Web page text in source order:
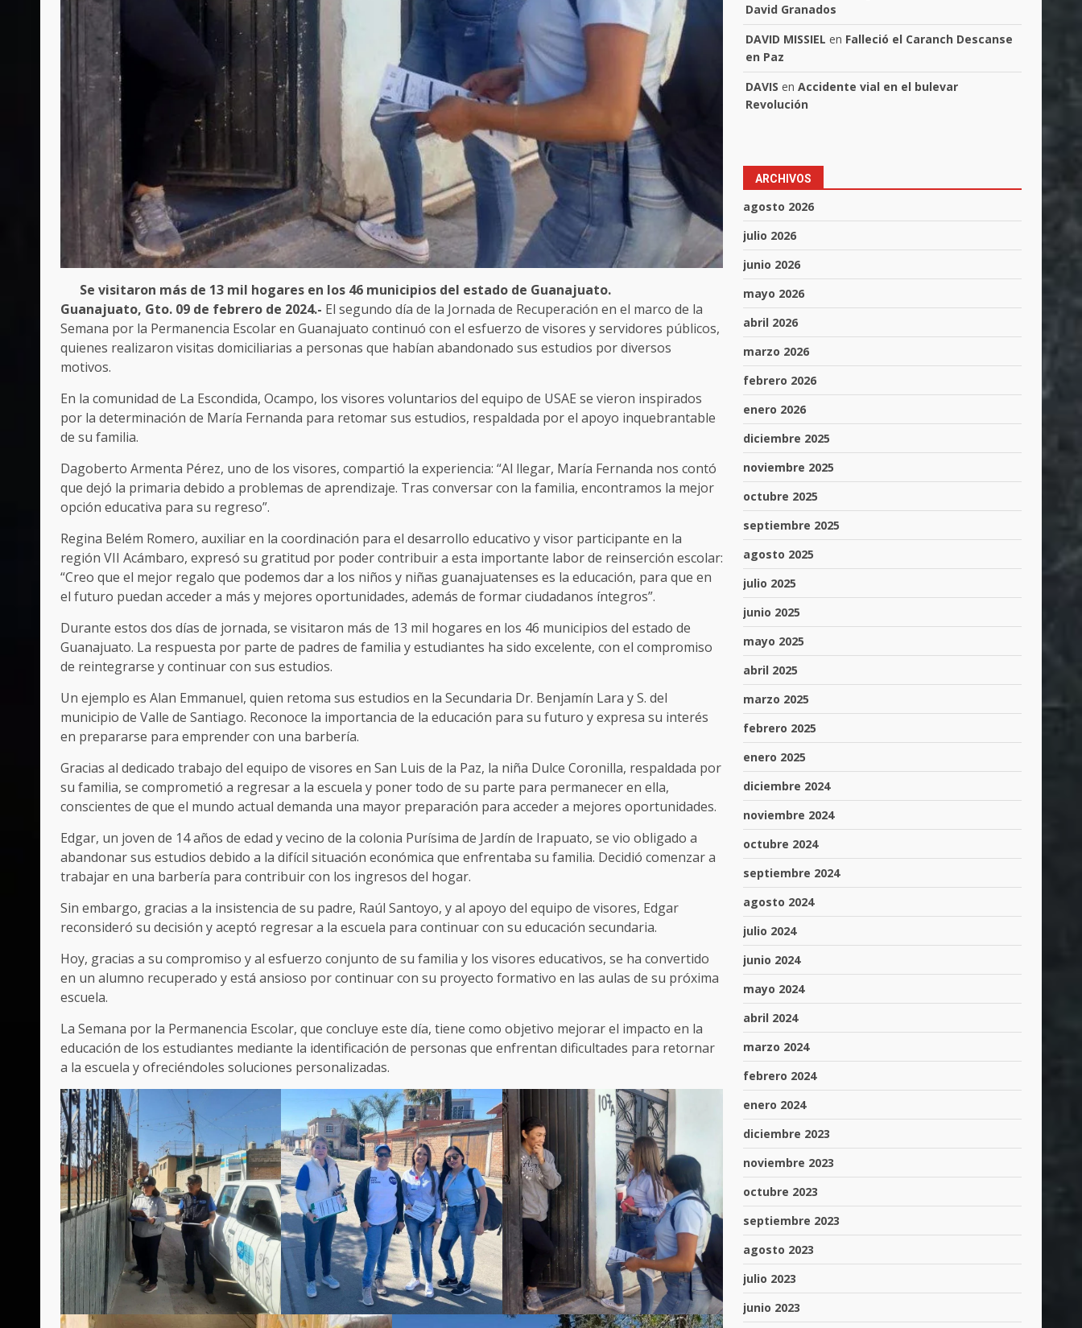
Se visitaron más de 13 mil hogares en los 46 municipios del estado de Guanajuato.
Guanajuato, Gto. 09 de febrero de 2024.- El segundo día de la Jornada de Recuperación en el marco de la
Semana por la Permanencia Escolar en Guanajuato continuó con el esfuerzo de visores y servidores públicos,
quienes realizaron visitas domiciliarias a personas que habían abandonado sus estudios por diversos
motivos.
En la comunidad de La Escondida, Ocampo, los visores voluntarios del equipo de USAE se vieron inspirados
por la determinación de María Fernanda para retomar sus estudios, respaldada por el apoyo inquebrantable
de su familia.
Dagoberto Armenta Pérez, uno de los visores, compartió la experiencia: “Al llegar, María Fernanda nos contó
que dejó la primaria debido a problemas de aprendizaje. Tras conversar con la familia, encontramos la mejor
opción educativa para su regreso”.
Regina Belém Romero, auxiliar en la coordinación para el desarrollo educativo y visor participante en la
región VII Acámbaro, expresó su gratitud por poder contribuir a esta importante labor de reinserción escolar:
“Creo que el mejor regalo que podemos dar a los niños y niñas guanajuatenses es la educación, para que en
el futuro puedan acceder a más y mejores oportunidades, además de formar ciudadanos íntegros”.
Durante estos dos días de jornada, se visitaron más de 13 mil hogares en los 46 municipios del estado de
Guanajuato. La respuesta por parte de padres de familia y estudiantes ha sido excelente, con el compromiso
de reintegrarse y continuar con sus estudios.
Un ejemplo es Alan Emmanuel, quien retoma sus estudios en la Secundaria Dr. Benjamín Lara y S. del
municipio de Valle de Santiago. Reconoce la importancia de la educación para su futuro y expresa su interés
en prepararse para emprender con una barbería.
Gracias al dedicado trabajo del equipo de visores en San Luis de la Paz, la niña Dulce Coronilla, respaldada por
su familia, se comprometió a regresar a la escuela y poner todo de su parte para permanecer en ella,
conscientes de que el mundo actual demanda una mayor preparación para acceder a mejores oportunidades.
Edgar, un joven de 14 años de edad y vecino de la colonia Purísima de Jardín de Irapuato, se vio obligado a
abandonar sus estudios debido a la difícil situación económica que enfrentaba su familia. Decidió comenzar a
trabajar en una barbería para contribuir con los ingresos del hogar.
Sin embargo, gracias a la insistencia de su padre, Raúl Santoyo, y al apoyo del equipo de visores, Edgar
reconsideró su decisión y aceptó regresar a la escuela para continuar con su educación secundaria.
Hoy, gracias a su compromiso y al esfuerzo conjunto de su familia y los visores educativos, se ha convertido
en un alumno recuperado y está ansioso por continuar con su proyecto formativo en las aulas de su próxima
escuela.
La Semana por la Permanencia Escolar, que concluye este día, tiene como objetivo mejorar el impacto en la
educación de los estudiantes mediante la identificación de personas que enfrentan dificultades para retornar
a la escuela y ofreciéndoles soluciones personalizadas.
David Granados
DAVID MISSIEL en Falleció el Caranch Descanse
en Paz
DAVIS enAccidente vial en el bulevar
Revolución
ARCHIVOS
agosto 2026
julio 2026
junio 2026
mayo 2026
abril 2026
marzo 2026
febrero 2026
enero 2026
diciembre 2025
noviembre 2025
octubre 2025
septiembre 2025
agosto 2025
julio 2025
junio 2025
mayo 2025
abril 2025
marzo 2025
febrero 2025
enero 2025
diciembre 2024
noviembre 2024
octubre 2024
septiembre 2024
agosto 2024
julio 2024
junio 2024
mayo 2024
abril 2024
marzo 2024
febrero 2024
enero 2024
diciembre 2023
noviembre 2023
octubre 2023
septiembre 2023
agosto 2023
julio 2023
junio 2023